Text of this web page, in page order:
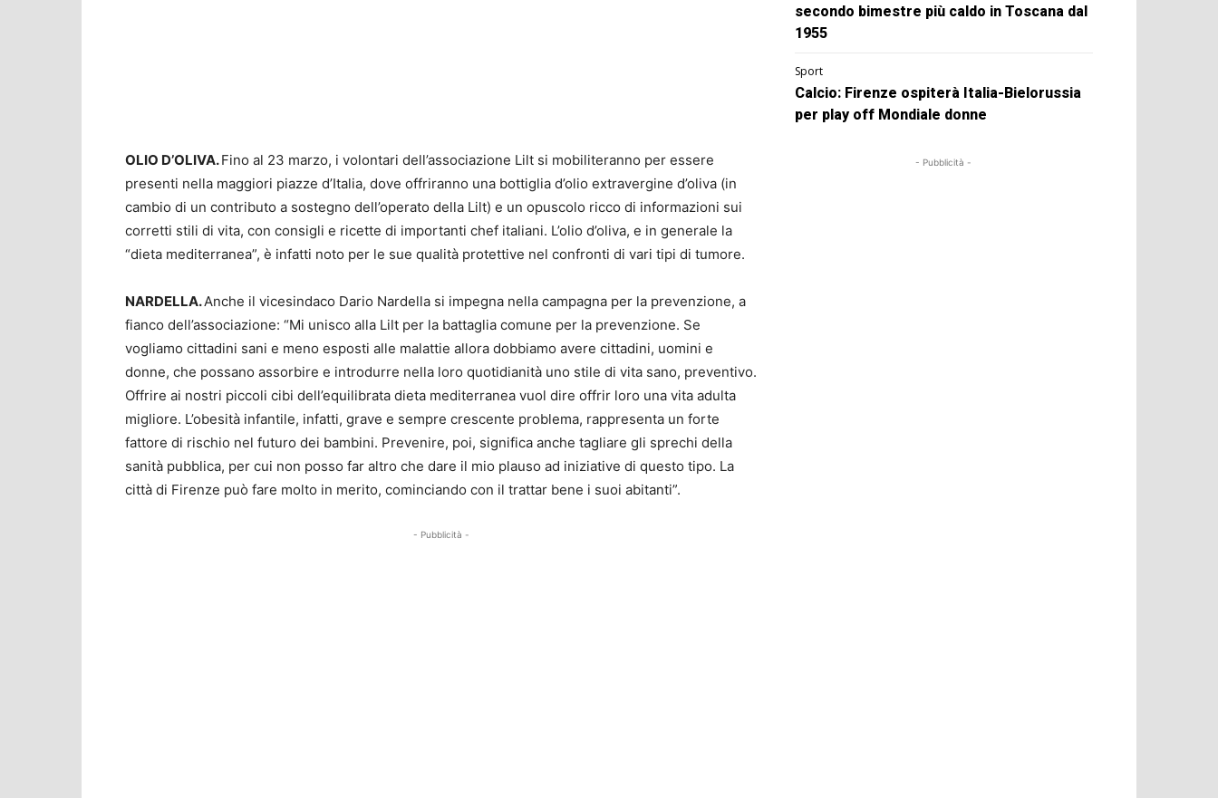
OLIO D’OLIVA.Fino al 23 marzo, i volontari dell’associazione Lilt si mobiliteranno per essere
presenti nella maggiori piazze d’Italia, dove offriranno una bottiglia d’olio extravergine d’oliva (in
cambio di un contributo a sostegno dell’operato della Lilt) e un opuscolo ricco di informazioni sui
corretti stili di vita, con consigli e ricette di importanti chef italiani. L’olio d’oliva, e in generale la
“dieta mediterranea”, è infatti noto per le sue qualità protettive nel confronti di vari tipi di tumore.
NARDELLA.Anche il vicesindaco Dario Nardella si impegna nella campagna per la prevenzione, a
fianco dell’associazione: “Mi unisco alla Lilt per la battaglia comune per la prevenzione. Se
vogliamo cittadini sani e meno esposti alle malattie allora dobbiamo avere cittadini, uomini e
donne, che possano assorbire e introdurre nella loro quotidianità uno stile di vita sano, preventivo.
Offrire ai nostri piccoli cibi dell’equilibrata dieta mediterranea vuol dire offrir loro una vita adulta
migliore. L’obesità infantile, infatti, grave e sempre crescente problema, rappresenta un forte
fattore di rischio nel futuro dei bambini. Prevenire, poi, significa anche tagliare gli sprechi della
sanità pubblica, per cui non posso far altro che dare il mio plauso ad iniziative di questo tipo. La
città di Firenze può fare molto in merito, cominciando con il trattar bene i suoi abitanti”.
- Pubblicità -
secondo bimestre più caldo in Toscana dal
1955
Sport
Calcio: Firenze ospiterà Italia-Bielorussia
per play off Mondiale donne
- Pubblicità -